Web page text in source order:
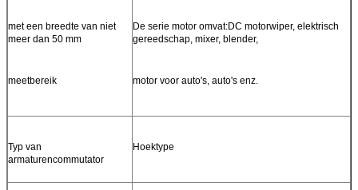
met een breedte van niet
meer dan 50 mm
meetbereik
De serie motor omvat:DC motorwiper, elektrisch
gereedschap, mixer, blender,
motor voor auto's, auto's enz.
Typ van
armaturencommutator
Hoektype